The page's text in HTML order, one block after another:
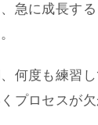
急に成長す
何度も練習
プロセスが欠